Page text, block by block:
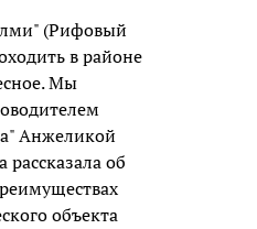
(Рифовый
в районе
Мы
Анжеликой
об
объекта